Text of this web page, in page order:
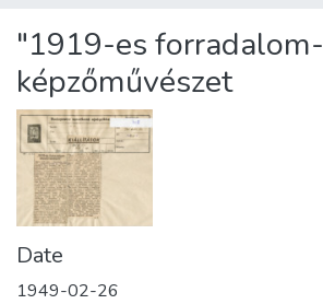
About us
"1919-es forradalom-
képzőművészet
Date
1949-02-26